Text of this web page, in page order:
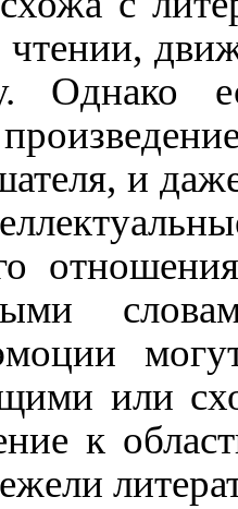
Однако
и
или
к